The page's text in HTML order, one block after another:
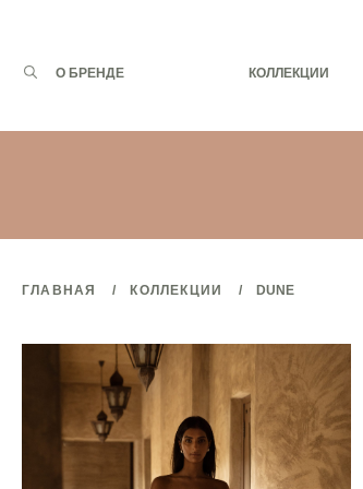
Запрос
О БРЕНДЕ КОЛЛЕКЦИИ
ГЛАВНАЯ КОЛЛЕКЦИИ DUNE